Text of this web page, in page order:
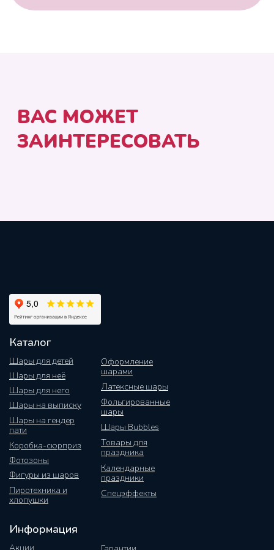
Каталог
Шары для детей
Шары для неё
Шары на выписку
Шары на гендер
пати
Коробка-сюрприз
Фотозоны
Оформление
шарами
Фигуры из шаров
Латексные шары
Фольгированные
шары
Шары Bubbles
Шары для него
Товары для
праздника
Календарные
праздники
Пиротехника и
хлопушки
Спецэффекты
Информация